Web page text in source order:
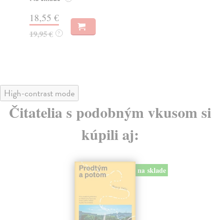
31,21 €
32,85 € ?
High-contrast mode
Čitatelia s podobným vkusom si
kúpili aj: